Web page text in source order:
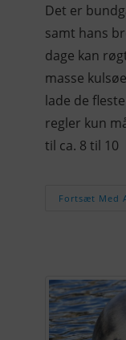
Det er
samt hans
dage kan
masse
lade de
regler kun
til ca. 8 til 10
Fortsæt Med